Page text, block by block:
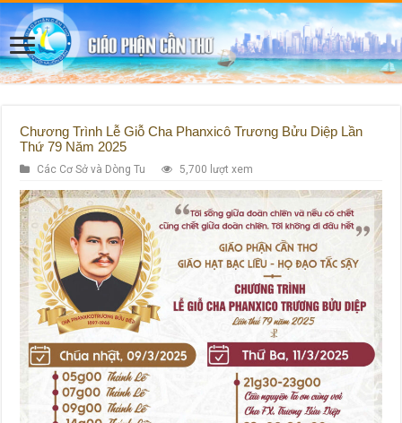
Chương Trình Lễ Giỗ Cha Phanxicô Trương Bửu Diệp Lần
Thứ 79 Năm 2025
Các Cơ Sở và Dòng Tu 5,700 lượt xem